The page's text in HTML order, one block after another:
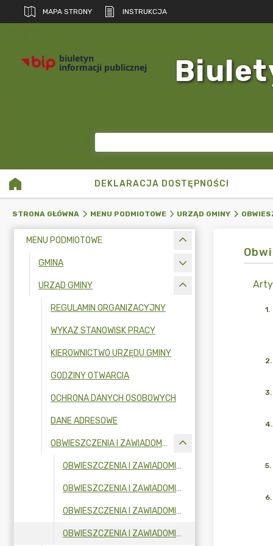
MAPA STRONY INSTRUKCJA
biuletyn
informacji publicznej
DEKLARACJA DOSTĘPNOŚCI
STRONA GŁÓWNA MENU PODMIOTOWE URZĄD GMINY
MENU PODMIOTOWE
GMINA
URZĄD GMINY
REGULAMIN ORGANIZACYJNY
WYKAZ STANOWISK PRACY
KIEROWNICTWO URZĘDU GMINY
GODZINY OTWARCIA
OCHRONA DANYCH OSOBOWYCH
DANE ADRESOWE
OBWIESZCZENIA I ZAWIADOMIENIA
OBWIESZCZENIA I ZAWIADOMIENIA W 2026 R.
OBWIESZCZENIA I ZAWIADOMIENIA W 2025R.
OBWIESZCZENIA I ZAWIADOMIENIA W 2024R.
OBWIESZCZENIA I ZAWIADOMIENIA W 2023R.
1.
2.
3.
4.
5.
6.